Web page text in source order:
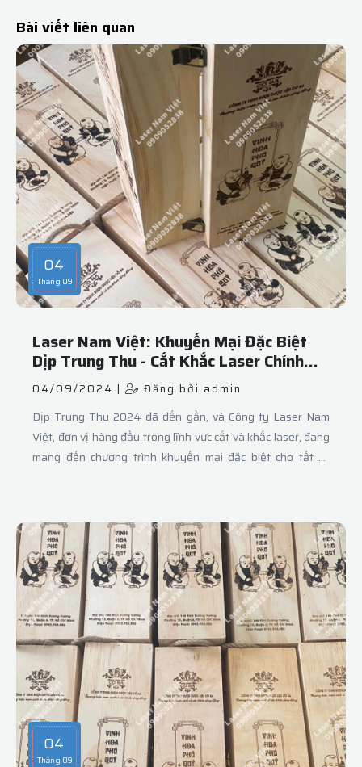
Bài viết liên quan
04
Tháng 09
Laser Nam Việt: Khuyến Mại Đặc Biệt
Dịp Trung Thu - Cắt Khắc Laser Chính
Xác và Sáng Tạo
04/09/2024 | Đăng bởi admin
Dịp Trung Thu 2024 đã đến gần, và Công ty Laser Nam
Việt, đơn vị hàng đầu trong lĩnh vực cắt và khắc laser, đang
mang đến chương trình khuyến mại đặc biệt cho tất cả
nhất.
04
Tháng 09